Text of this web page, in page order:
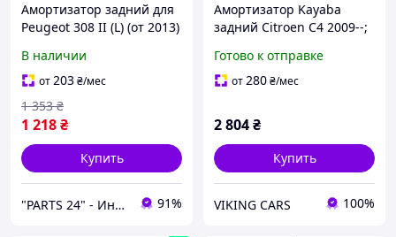
Амортизатор задний для
Peugeot 308 II (L) (от 2013)
В наличии
от203₴/мес
1 218₴
1 353 ₴
Купить
"PARTS 24" - Интернет-магазин автозапчастей 91%
Амортизатор Kayaba
задний Citroen C4 2009--;
308 SW 2007-2014 344408
Готово к отправке
от280₴/мес
2 804₴
Купить
VIKING CARS 100%